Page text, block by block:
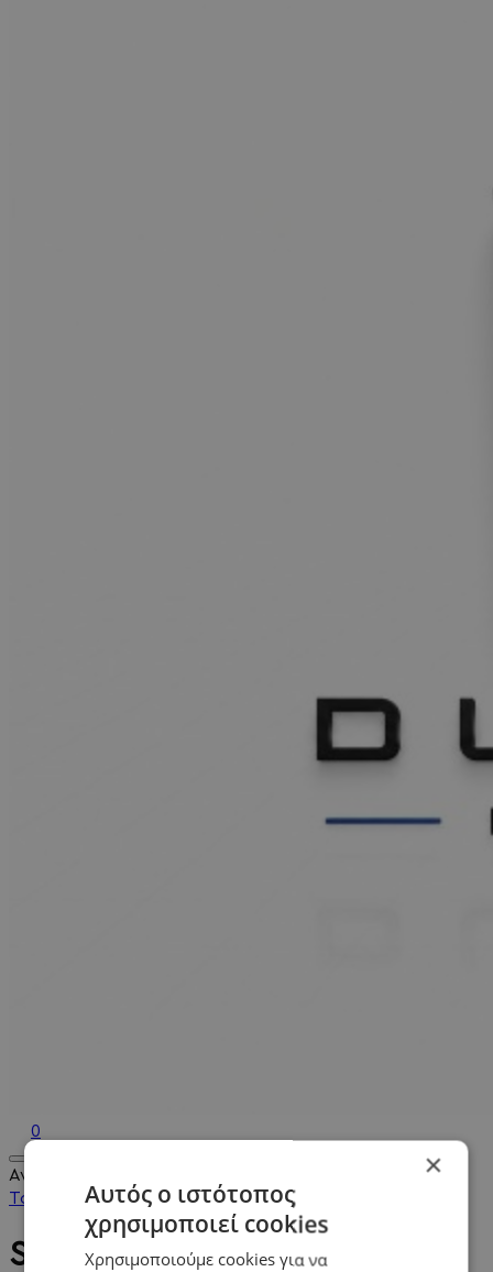
0
Αναζήτηση...
Το Καλάθι Μου0,00€ 0
Stickers PS4
×
Αυτός ο ιστότοπος
χρησιμοποιεί cookies
Χρησιμοποιούμε cookies για να